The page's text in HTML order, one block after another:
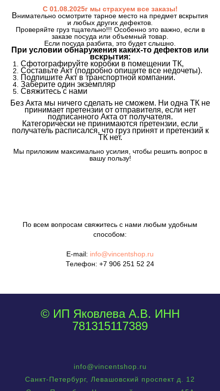
С 01.08.2025г мы страхуем все заказы!
Внимательно осмотрите тарное место на предмет вскрытия
и любых других дефектов.
Проверяйте груз тщательно!!! Особенно это важно, если в
заказе посуда или объемный товар.
Если посуда разбита, это будет слышно.
При условии обнаружения каких-то дефектов или
вскрытия:
Сфотографируйте коробки в помещении ТК,
Составьте Акт (подробно опишите все недочеты).
Подпишите Акт в транспортной компании.
Заберите один экземпляр
Свяжитесь с нами
Без Акта мы ничего сделать не сможем. Ни одна ТК не
принимает претензии от отправителя, если нет
подписанного Акта от получателя.
Категорически не принимаются претензии, если
получатель расписался, что груз принят и претензий к
ТК нет.
Мы приложим максимально усилия, чтобы решить вопрос в
вашу пользу!
По всем вопросам свяжитесь с нами любым удобным
способом:
E-mail: info@vincentshop.ru
Телефон: +7 906 251 52 24
© ИП Яковлева А.В. ИНН
781315117389
info@vincentshop.ru
Санкт-Петербург, Левашовский проспект д. 12